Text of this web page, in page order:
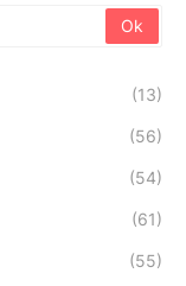
(13)
(56)
(54)
(61)
(55)